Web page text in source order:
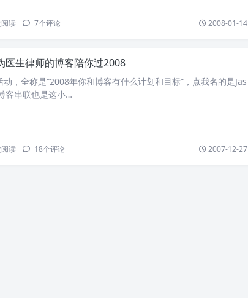
读 7个评论 2008-01-14
医生律师的博客陪你过2008
，全称是“2008年你和博客有什么计划和目标”，点我名的是Jas
客串联也是这小…
读 18个评论 2007-12-27